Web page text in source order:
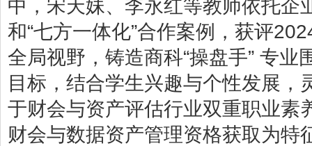
中，宋天妹、李永红等教师依托企
和“七方一体化”合作案例，获评
全局视野，铸造商科“操盘手” 专
目标，结合学生兴趣与个性发展
于财会与资产评估行业双重职业素
财会与数据资产管理资格获取为特